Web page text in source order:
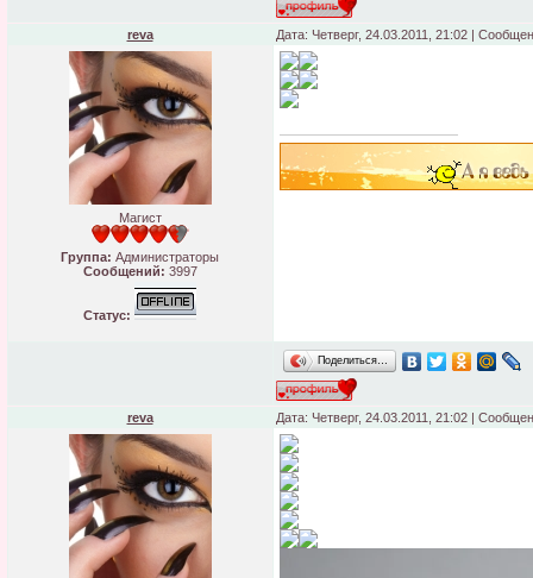
reva Дата: Четверг, 24.03.2011, 21:02 |
Магист
Группа: Администраторы
Сообщений: 3997
Статус:
Поделиться…
reva Дата: Четверг, 24.03.2011, 21:02 |